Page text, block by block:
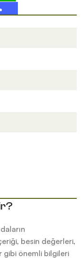
besin değerleri,
gibi önemli bilgileri